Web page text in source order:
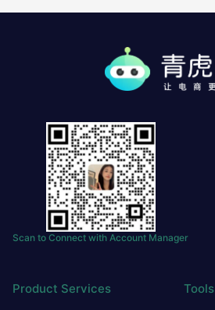
Scan to Connect with Account Manager
Product Services Tools